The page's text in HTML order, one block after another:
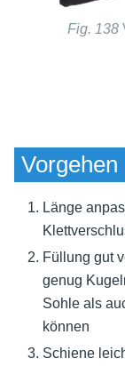
Fig. 138
Vorgehen
Länge
Füllung gut
genug
Sohle als
können
Schiene